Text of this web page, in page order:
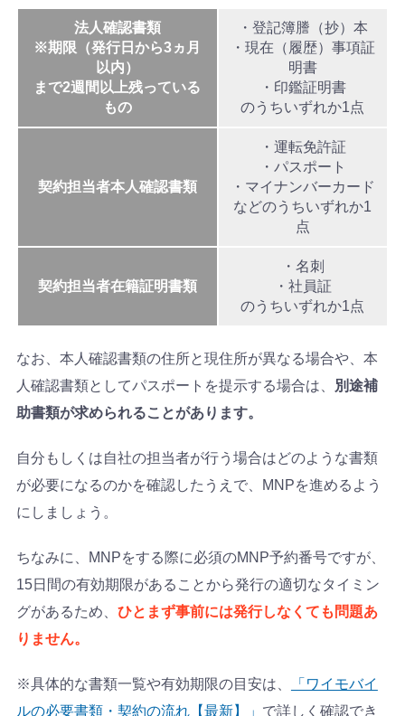
法人確認書類
※期限（発行日から3ヵ月
以内）
まで2週間以上残っている
もの
・登記簿謄（抄）本
・現在（履歴）事項証
明書
・印鑑証明書
のうちいずれか1点
契約担当者本人確認書類
・運転免許証
・パスポート
・マイナンバーカード
などのうちいずれか1
点
契約担当者在籍証明書類
・名刺
・社員証
のうちいずれか1点
なお、本人確認書類の住所と現住所が異なる場合や、本
人確認書類としてパスポートを提示する場合は、
別途補
助書類が求められることがあります。
自分もしくは自社の担当者が行う場合はどのような書類
が必要になるのかを確認したうえで、MNPを進めるよう
にしましょう。
ちなみに、MNPをする際に必須のMNP予約番号ですが、
15日間の有効期限があることから発行の適切なタイミン
グがあるため、 ひとまず事前には発行しなくても問題あ
りません。
※具体的な書類一覧や有効期限の目安は、
「ワイモバイ
ルの必要書類・契約の流れ【最新】」 で詳しく確認でき